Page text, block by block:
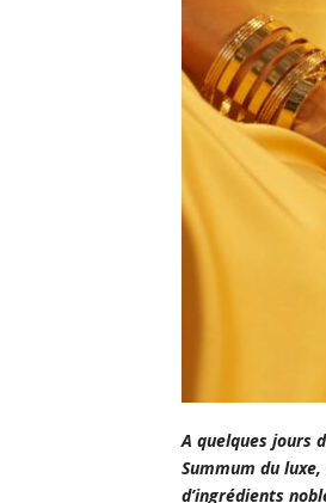
A quelques jours
Summum du luxe,
d’ingrédients